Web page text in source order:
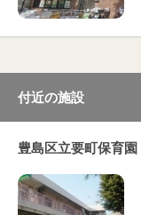
付近の施設
豊島区立要町保育園